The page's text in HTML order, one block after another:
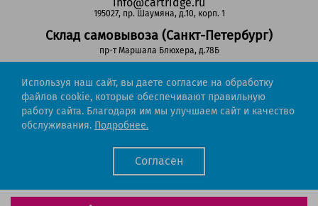
195027, пр. Шаумяна, д.10, корп. 1
Склад самовывоза (Санкт-Петербург)
пр-т Маршала Блюхера, д.78Б
Регионы РФ
8-800-302-51-53
(звонок бесплатный)
Cartridge.ru 2012-2026. Все права защищены
Используя наш сайт, вы даете согласие на обработку
файлов cookie, которые обеспечивают правильную
работу сайта. Благодаря им мы улучшаем сайт и качество
обслуживания. Подробнее.
Согласен